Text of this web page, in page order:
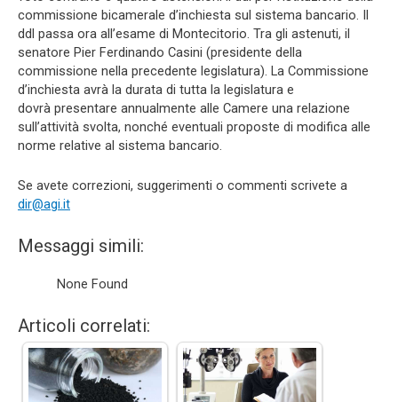
commissione bicamerale d’inchiesta sul sistema bancario. Il
ddl passa ora all’esame di Montecitorio. Tra gli astenuti, il
senatore Pier Ferdinando Casini (presidente della
commissione nella precedente legislatura). La Commissione
d’inchiesta avrà la durata di tutta la legislatura e
dovrà presentare annualmente alle Camere una relazione
sull’attività svolta, nonché eventuali proposte di modifica alle
norme relative al sistema bancario.
Se avete correzioni, suggerimenti o commenti scrivete a
dir@agi.it
Messaggi simili:
None Found
Articoli correlati: